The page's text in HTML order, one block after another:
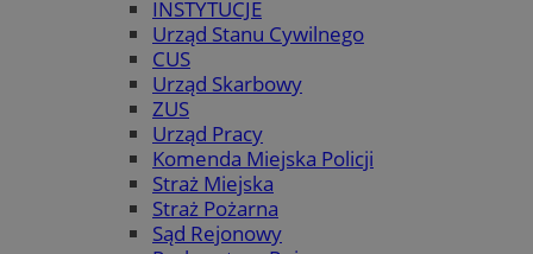
INSTYTUCJE
Urząd Stanu Cywilnego
CUS
Urząd Skarbowy
ZUS
Urząd Pracy
Komenda Miejska Policji
Straż Miejska
Straż Pożarna
Sąd Rejonowy